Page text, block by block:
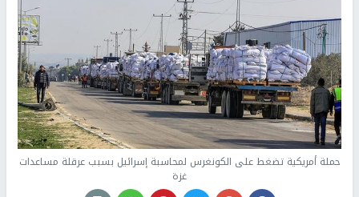
حملة أمريكية تضغط على الكونغرس لمحاسبة إسرائيل بسبب عرقلة مساعدات
غزة